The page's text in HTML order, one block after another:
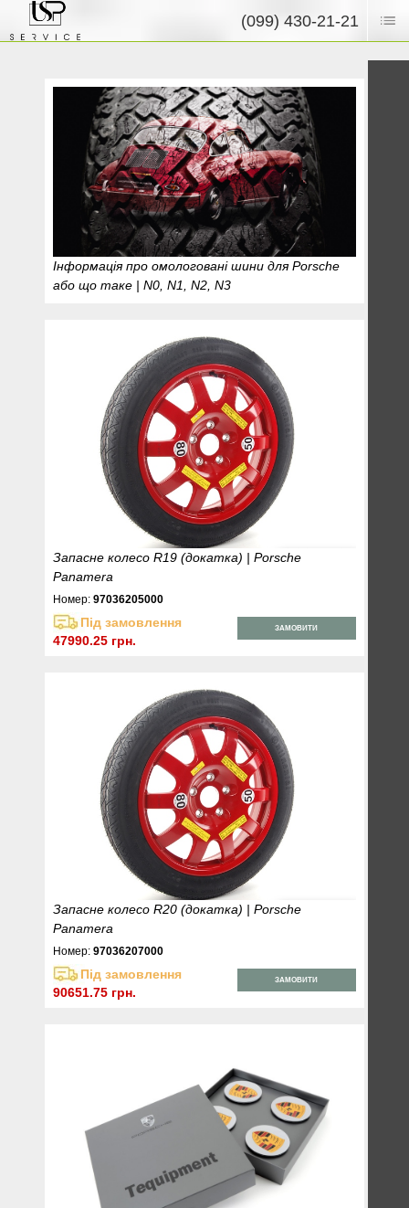
(099) 430-21-21
Інформація про омологовані шини для Porsche
або що таке | N0, N1, N2, N3
Запасне колесо R19 (докатка) | Porsche
Panamera
Номер:97036205000
Під замовлення
47990.25 грн.
ЗАМОВИТИ
Запасне колесо R20 (докатка) | Porsche
Panamera
Номер:97036207000
Під замовлення
90651.75 грн.
ЗАМОВИТИ